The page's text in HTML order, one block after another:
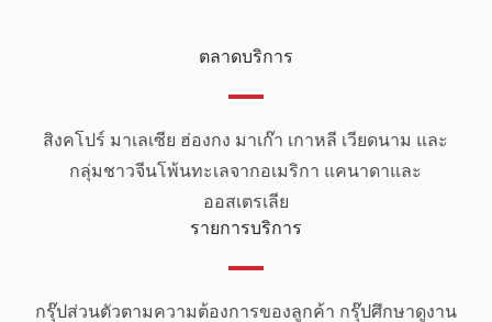
ตลาดบริการ
สิงคโปร์ มาเลเซีย ฮ่องกง มาเก๊า เกาหลี เวียดนาม และ
กลุ่มชาวจีนโพ้นทะเลจากอเมริกา แคนาดาและ
ออสเตรเลีย
รายการบริการ
กรุ๊ปส่วนตัวตามความต้องการของลูกค้า กรุ๊ปศึกษาดูงาน